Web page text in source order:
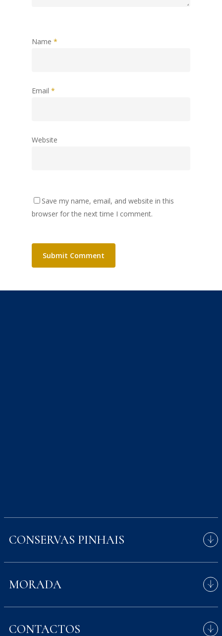
Name *
Email *
Website
Save my name, email, and website in this
browser for the next time I comment.
CONSERVAS PINHAIS
MORADA
CONTACTOS